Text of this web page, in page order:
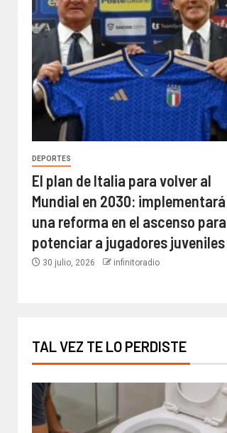
DEPORTES
El plan de Italia para volver al
Mundial en 2030: implementará
una reforma en el ascenso para
potenciar a jugadores juveniles
30 julio, 2026 infinitoradio
TAL VEZ TE LO PERDISTE